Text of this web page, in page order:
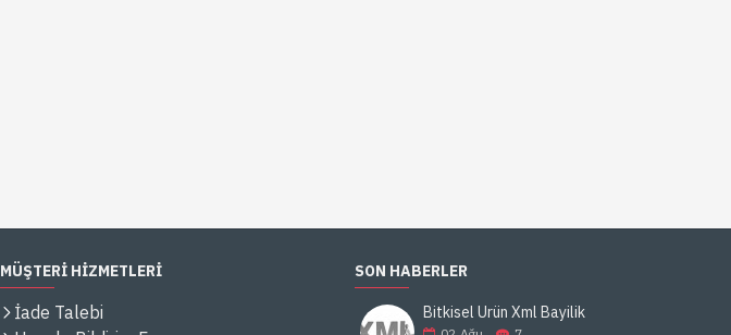
MÜŞTERİ HİZMETLERİ
İade Talebi
SON HABERLER
Bitkisel Ürün Xml Bayilik